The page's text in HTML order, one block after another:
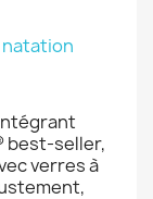
best-seller,
verres à